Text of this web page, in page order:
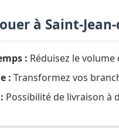
à Saint-
: Réduisez le
: Transformez vos
Possibilité de livraison à